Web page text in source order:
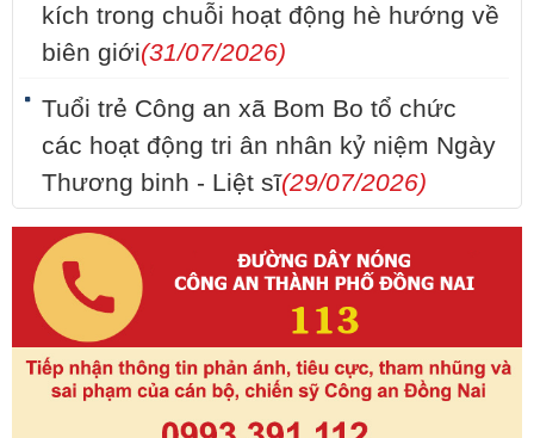
kích trong chuỗi hoạt động hè hướng về
biên giới(31/07/2026)
Tuổi trẻ Công an xã Bom Bo tổ chức
các hoạt động tri ân nhân kỷ niệm Ngày
Thương binh - Liệt sĩ(29/07/2026)